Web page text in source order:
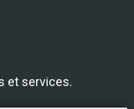
et services.